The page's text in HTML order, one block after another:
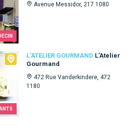
Avenue Messidor, 217 1080
L'ATELIER GOURMAND L'Atelier
Gourmand
472 Rue Vanderkindere, 472
1180